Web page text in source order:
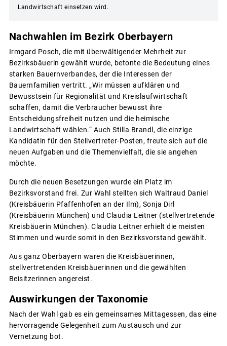
Landwirtschaft einsetzen wird.
Nachwahlen im Bezirk Oberbayern
Irmgard Posch, die mit überwältigender Mehrheit zur
Bezirksbäuerin gewählt wurde, betonte die Bedeutung eines
starken Bauernverbandes, der die Interessen der
Bauernfamilien vertritt. „Wir müssen aufklären und
Bewusstsein für Regionalität und Kreislaufwirtschaft
schaffen, damit die Verbraucher bewusst ihre
Entscheidungsfreiheit nutzen und die heimische
Landwirtschaft wählen.“ Auch Stilla Brandl, die einzige
Kandidatin für den Stellvertreter-Posten, freute sich auf die
neuen Aufgaben und die Themenvielfalt, die sie angehen
möchte.
Durch die neuen Besetzungen wurde ein Platz im
Bezirksvorstand frei. Zur Wahl stellten sich Waltraud Daniel
(Kreisbäuerin Pfaffenhofen an der Ilm), Sonja Dirl
(Kreisbäuerin München) und Claudia Leitner (stellvertretende
Kreisbäuerin München). Claudia Leitner erhielt die meisten
Stimmen und wurde somit in den Bezirksvorstand gewählt.
Aus ganz Oberbayern waren die Kreisbäuerinnen,
stellvertretenden Kreisbäuerinnen und die gewählten
Beisitzerinnen angereist.
Auswirkungen der Taxonomie
Nach der Wahl gab es ein gemeinsames Mittagessen, das eine
hervorragende Gelegenheit zum Austausch und zur
Vernetzung bot.